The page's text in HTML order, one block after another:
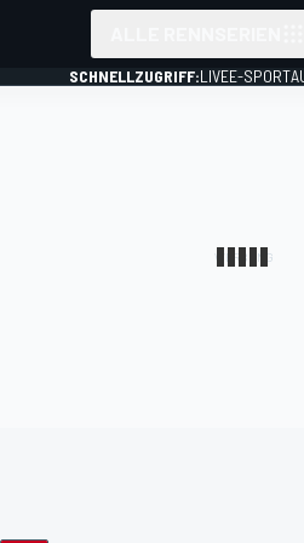
SCHNELLZUGRIFF:LIVEE-SPORT